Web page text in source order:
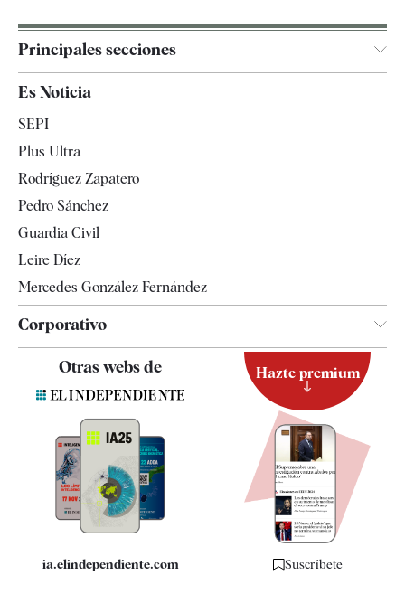
Principales secciones
España
Televisión
Es Noticia
SEPI
Plus Ultra
Rodríguez Zapatero
Pedro Sánchez
Guardia Civil
Leire Díez
Mercedes González Fernández
Corporativo
Contacto
Quiénes somos
Especificaciones
Otras webs de
ia.elindependiente.com
Hazte premium
Suscríbete